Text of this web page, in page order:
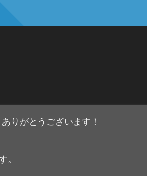
りがとうございます！
。